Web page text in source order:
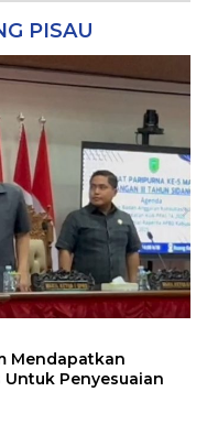
PISAU
Mendapatkan
Penyesuaian